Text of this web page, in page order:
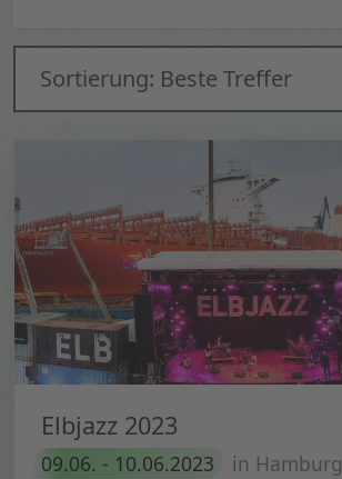
Sortierung: Beste Treffer
Elbjazz 2023
09.06. - 10.06.2023
in Hamburg